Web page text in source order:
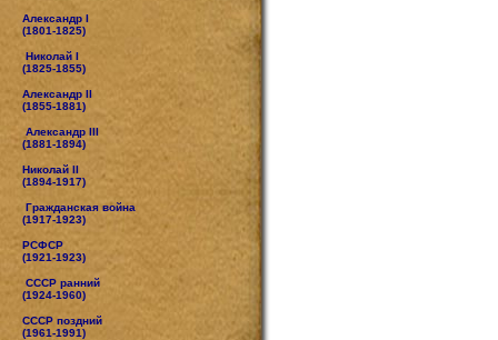
Александр I
(1801-1825)
Николай I
(1825-1855)
Александр II
(1855-1881)
Александр III
(1881-1894)
Николай II
(1894-1917)
Гражданская война
(1917-1923)
РСФСР
(1921-1923)
СССР ранний
(1924-1960)
СССР поздний
(1961-1991)